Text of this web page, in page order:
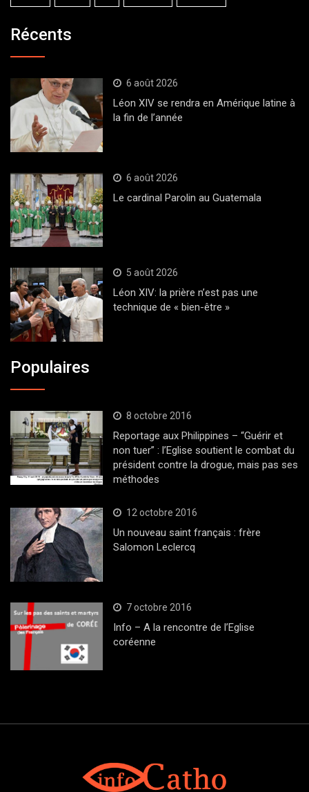
Récents
6 août 2026
Léon XIV se rendra en Amérique latine à
la fin de l’année
6 août 2026
Le cardinal Parolin au Guatemala
5 août 2026
Léon XIV: la prière n’est pas une
technique de « bien-être »
Populaires
8 octobre 2016
Reportage aux Philippines – “Guérir et
non tuer” : l’Eglise soutient le combat du
président contre la drogue, mais pas ses
méthodes
12 octobre 2016
Un nouveau saint français : frère
Salomon Leclercq
7 octobre 2016
Info – A la rencontre de l’Eglise
coréenne